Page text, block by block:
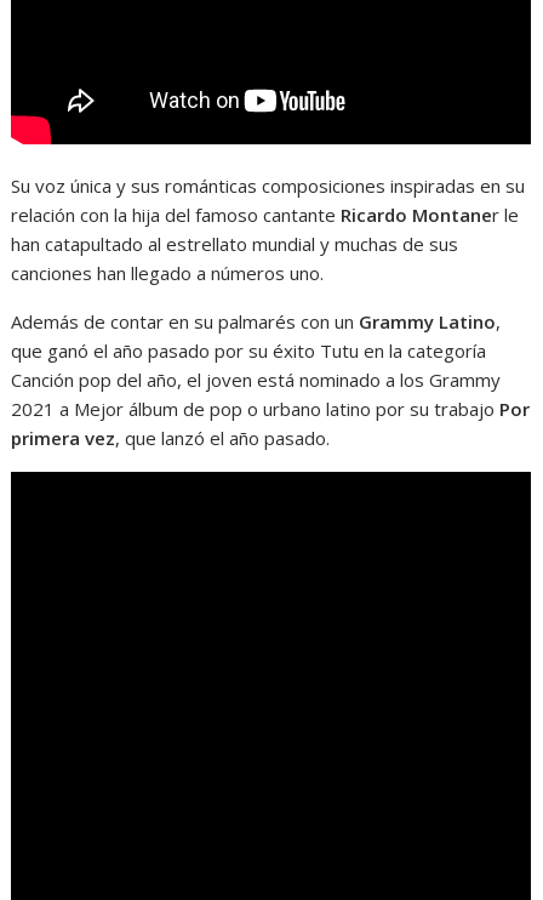
Su voz única y sus románticas composiciones inspiradas en su
relación con la hija del famoso cantante Ricardo Montaner le
han catapultado al estrellato mundial y muchas de sus
canciones han llegado a números uno.
Además de contar en su palmarés con un Grammy Latino,
que ganó el año pasado por su éxito Tutu en la categoría
Canción pop del año, el joven está nominado a los Grammy
2021 a Mejor álbum de pop o urbano latino por su trabajo Por
primera vez, que lanzó el año pasado.